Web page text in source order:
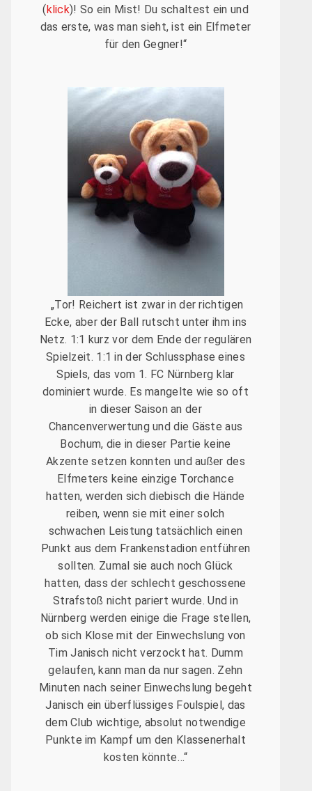
( klick)! So ein Mist! Du schaltest ein und
das erste, was man sieht, ist ein Elfmeter
für den Gegner!“
„Tor! Reichert ist zwar in der richtigen
Ecke, aber der Ball rutscht unter ihm ins
Netz. 1:1 kurz vor dem Ende der regulären
Spielzeit. 1:1 in der Schlussphase eines
Spiels, das vom 1. FC Nürnberg klar
dominiert wurde. Es mangelte wie so oft
in dieser Saison an der
Chancenverwertung und die Gäste aus
Bochum, die in dieser Partie keine
Akzente setzen konnten und außer des
Elfmeters keine einzige Torchance
hatten, werden sich diebisch die Hände
reiben, wenn sie mit einer solch
schwachen Leistung tatsächlich einen
Punkt aus dem Frankenstadion entführen
sollten. Zumal sie auch noch Glück
hatten, dass der schlecht geschossene
Strafstoß nicht pariert wurde. Und in
Nürnberg werden einige die Frage stellen,
ob sich Klose mit der Einwechslung von
Tim Janisch nicht verzockt hat. Dumm
gelaufen, kann man da nur sagen. Zehn
Minuten nach seiner Einwechslung begeht
Janisch ein überflüssiges Foulspiel, das
dem Club wichtige, absolut notwendige
Punkte im Kampf um den Klassenerhalt
kosten könnte…“